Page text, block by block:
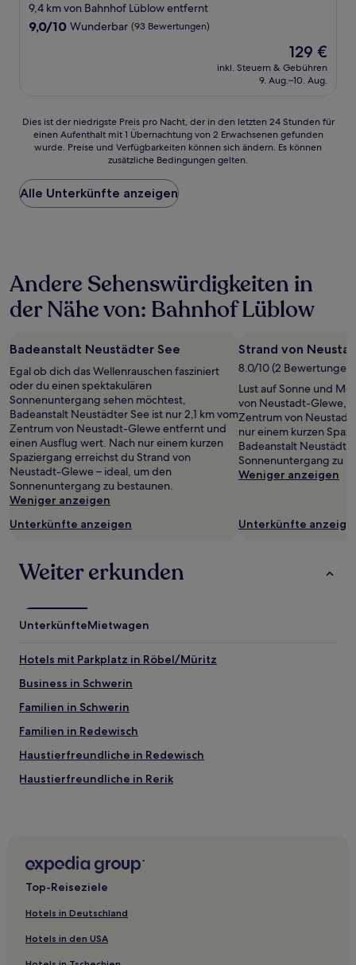
9,4 km von Bahnhof Lüblow entfernt
9.0
9,0/10 Wunderbar (93 Bewertungen)
Der
Preis
beträgt
129 €
inkl. Steuern & Gebühren
9. Aug.–10. Aug.
Dies
der
Preis
pro
Nacht,
24 Stunden
für
einen
1 Übernachtung
von
2 Erwachsenen
gefunden
wurde.
Preise
und
Verfügbarkeiten
können
sich
ändern.
Es
können
gelten.
Dies ist der niedrigste Preis pro Nacht, der in den letzten 24 Stunden für
einen Aufenthalt mit 1 Übernachtung von 2 Erwachsenen gefunden
wurde. Preise und Verfügbarkeiten können sich ändern. Es können
zusätzliche Bedingungen gelten.
Alle Unterkünfte anzeigen
Andere Sehenswürdigkeiten in
der Nähe von: Bahnhof Lüblow
Badeanstalt Neustädter See
Egal ob dich das Wellenrauschen fasziniert
oder du einen spektakulären
Sonnenuntergang sehen möchtest,
Badeanstalt Neustädter See ist nur 2,1 km vom
Zentrum von Neustadt-Glewe entfernt und
einen Ausflug wert. Nach nur einem kurzen
Spaziergang erreichst du Strand von
Neustadt-Glewe – ideal, um den
Sonnenuntergang zu bestaunen.
Weniger anzeigen
Unterkünfte anzeigen
Strand von
8.0/10 (2 Bewertungen)
Lust auf Sonne und
von Neustadt-Glewe,
Zentrum von
nur einem kurzen
Badeanstalt
Sonnenuntergang zu
Weniger anzeigen
Unterkünfte
Weiter erkunden
UnterkünfteMietwagen
Hotels mit Parkplatz in Röbel/Müritz
Business in Schwerin
Familien in Schwerin
Familien in Redewisch
Haustierfreundliche in Redewisch
Haustierfreundliche in Rerik
Strand in Mecklenburg-Vorpommern
Hotels mit Pool in Mecklenburg-Vorpommern
Business in Mecklenburg-Vorpommern
Hotels mit inbegriffenem Frühstück in Mecklenburg-
Vorpommern
Top-Reiseziele
Hotels in Deutschland
Hotels in den USA